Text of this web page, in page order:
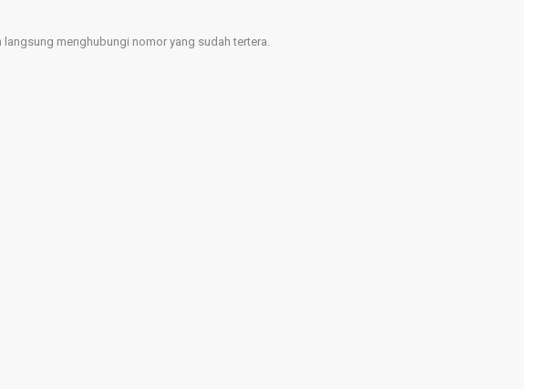
menghubungi nomor yang sudah tertera.